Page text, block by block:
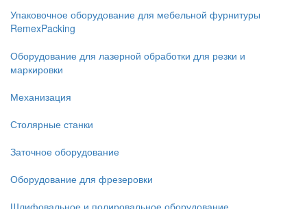
Упаковочное оборудование для мебельной фурнитуры
RemexPacking
Оборудование для лазерной обработки для резки и
маркировки
Механизация
Столярные станки
Заточное оборудование
Оборудование для фрезеровки
Шлифовальное и полировальное оборудование